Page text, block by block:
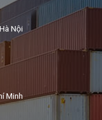
Nội
Minh